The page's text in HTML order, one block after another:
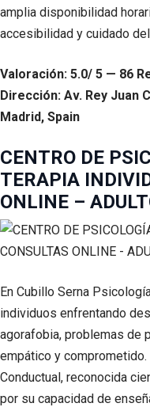
amplia disponibilidad
accesibilidad y cuidado
Valoración: 5.0/ 5 — 86
Dirección: Av. Rey Juan
Madrid, Spain
CENTRO DE
TERAPIA
ONLINE –
En Cubillo Serna
individuos enfrentando
agorafobia, problemas de
empático y comprometido.
Conductual, reconocida
por su capacidad de